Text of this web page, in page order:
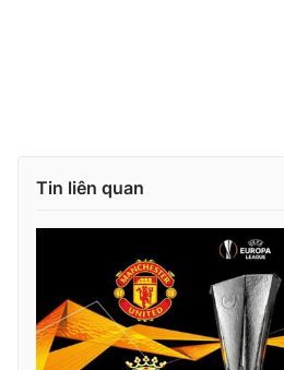
Tin liên quan